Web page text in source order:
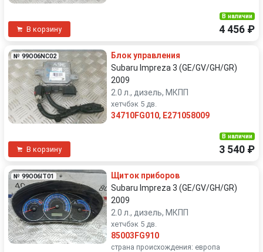
В корзину
В наличии
4 456 ₽
№ 99O06NC02
Блок управления
Subaru Impreza 3 (GE/GV/GH/GR)
2009
2.0 л., дизель, МКПП
хетчбэк 5 дв.
34710FG010, E271058009
В корзину
В наличии
3 540 ₽
№ 99O06IT01
Щиток приборов
Subaru Impreza 3 (GE/GV/GH/GR)
2009
2.0 л., дизель, МКПП
хетчбэк 5 дв.
85003FG910
страна происхождения: европа